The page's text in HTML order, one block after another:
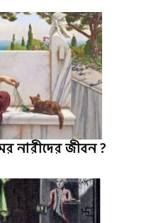
নারীদের জীবন ?